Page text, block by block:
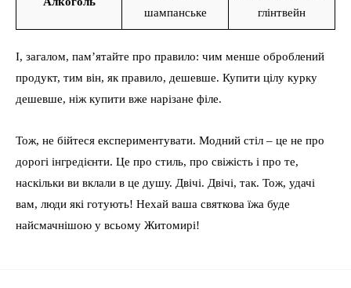
шампанське
глінтвейн
І, загалом, пам’ятайте про правило: чим менше оброблений
продукт, тим він, як правило, дешевше. Купити цілу курку
дешевше, ніж купити вже нарізане філе.
Тож, не бійтеся експериментувати. Модний стіл – це не про
дорогі інгредієнти. Це про стиль, про свіжість і про те,
наскільки ви вклали в це душу. Двічі. Двічі, так. Тож, удачі
вам, люди які готують! Нехай ваша святкова їжа буде
найсмачнішою у всьому Житомирі!